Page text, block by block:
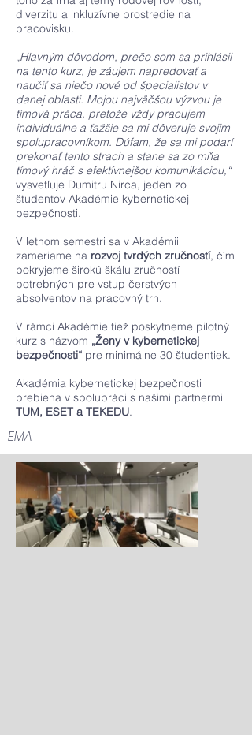
diverzitu a inkluzívne prostredie na
pracovisku.
„Hlavným dôvodom, prečo som sa prihlásil
na tento kurz, je záujem napredovať a
naučiť sa niečo nové od špecialistov v
danej oblasti. Mojou najväčšou výzvou je
tímová práca, pretože vždy pracujem
individuálne a ťažšie sa mi dôveruje svojim
spolupracovníkom. Dúfam, že sa mi podarí
prekonať tento strach a stane sa zo mňa
tímový hráč s efektívnejšou komunikáciou,“
vysvetľuje Dumitru Nirca, jeden zo
študentov Akadémie kybernetickej
bezpečnosti.
V letnom semestri sa v Akadémii
zameriame na rozvoj tvrdých zručností, čím
pokryjeme širokú škálu zručností
potrebných pre vstup čerstvých
absolventov na pracovný trh.
V rámci Akadémie tiež poskytneme pilotný
kurz s názvom „Ženy v kybernetickej
bezpečnosti“ pre minimálne 30 študentiek.
Akadémia kybernetickej bezpečnosti
prebieha v spolupráci s našimi partnermi
TUM, ESET a TEKEDU.
EMA